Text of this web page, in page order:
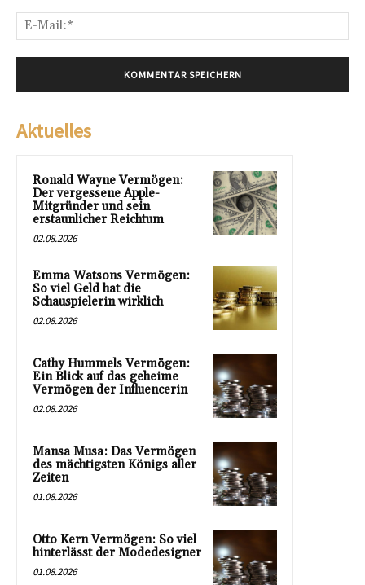
Aktuelles
Ronald Wayne Vermögen:
Der vergessene Apple-
Mitgründer und sein
erstaunlicher Reichtum
02.08.2026
Emma Watsons Vermögen:
So viel Geld hat die
Schauspielerin wirklich
02.08.2026
Cathy Hummels Vermögen:
Ein Blick auf das geheime
Vermögen der Influencerin
02.08.2026
Mansa Musa: Das Vermögen
des mächtigsten Königs aller
Zeiten
01.08.2026
Otto Kern Vermögen: So viel
hinterlässt der Modedesigner
01.08.2026